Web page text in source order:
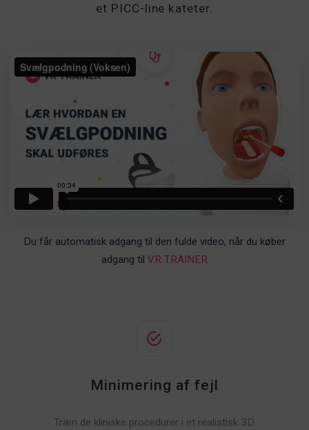
et PICC-line kateter.
Du får automatisk adgang til den fulde video, når du køber
adgang til VR TRAINER
Minimering af fejl
Træn de kliniske procedurer i et realistisk 3D